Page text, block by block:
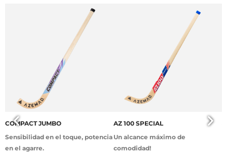
COMPACT JUMBO
Sensibilidad en el toque, potencia
en el agarre.
AZ 100 SPECIAL
Un alcance máximo de
comodidad!